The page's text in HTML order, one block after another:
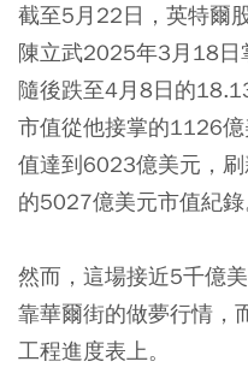
截至5月22日，英特爾
陳立武2025年3月18日
隨後跌至4月8日的
市值從他接掌的1126
值達到6023億美元，
的5027億美元市值紀錄
然而，這場接近5千億
靠華爾街的做夢行情，
工程進度表上。